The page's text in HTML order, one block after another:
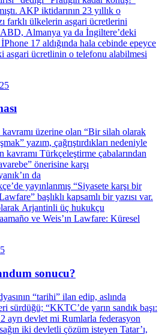
AKP iktidarının 23 yıllık o
farklı ülkelerin asgari ücretlerini
ABD, Almanya ya da İngiltere’deki
17 aldığında hala cebinde epeyce
asgari ücretlinin o telefonu alabilmesi
üzerine olan “Bir silah olarak
yazım, çağrıştırdıkları nedeniyle
Türkçeleştirme çabalarından
önerisine karşı
da
yayınlanmış “Siyasete karşı bir
başlıklı kapsamlı bir yazısı var.
Arjantinli üç hukukçu
ve Weis’ın Lawfare: Küresel
sonucu?
“tarihi” ilan edip, aslında
sürdüğü; “KKTC’de yarın sandık başı:
devlet mi Rumlarla federasyon
iki devletli çözüm isteyen Tatar’ı,